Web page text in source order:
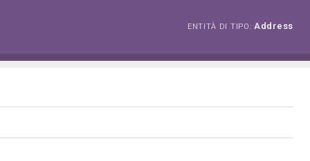
ENTITÀ DI TIPO: Address